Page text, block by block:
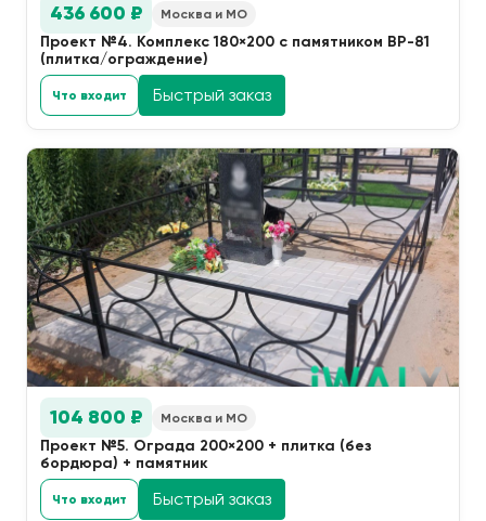
436 600 ₽ Москва и МО
Проект №4. Комплекс 180×200 с памятником ВР-81
(плитка/ограждение)
Что входит Быстрый заказ
104 800 ₽ Москва и МО
Проект №5. Ограда 200×200 + плитка (без
бордюра) + памятник
Что входит Быстрый заказ